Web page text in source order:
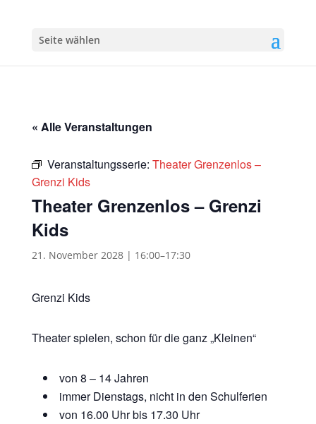
Seite wählen
« Alle Veranstaltungen
Veranstaltungsserie: Theater Grenzenlos –
Grenzi Kids
Theater Grenzenlos – Grenzi
Kids
21. November 2028 | 16:00–17:30
Grenzi Kids
Theater spielen, schon für die ganz „Kleinen“
von 8 – 14 Jahren
immer Dienstags, nicht in den Schulferien
von 16.00 Uhr bis 17.30 Uhr